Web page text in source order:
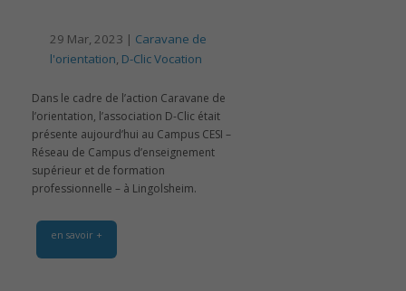
29 Mar, 2023 | Caravane de
l'orientation, D-Clic Vocation
Dans le cadre de l’action Caravane de
l’orientation, l’association D-Clic était
présente aujourd’hui au Campus CESI –
Réseau de Campus d’enseignement
supérieur et de formation
professionnelle – à Lingolsheim.
en savoir +